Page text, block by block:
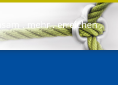
. mehr . erreichen .